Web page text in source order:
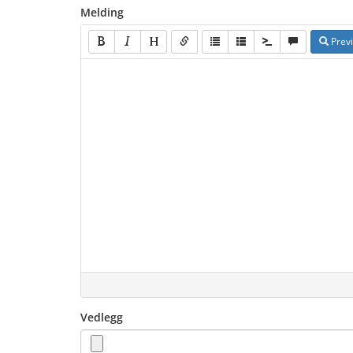
Melding
Vedlegg